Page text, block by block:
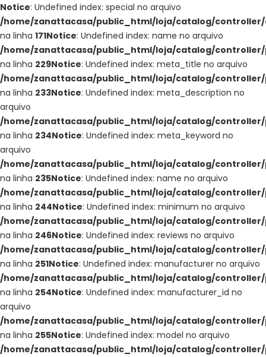
Notice: Undefined index: special no arquivo
/home/zanattacasa/public_html/loja/catalog/
na linha 171Notice: Undefined index: name no arquivo
/home/zanattacasa/public_html/loja/catalog/
na linha 229Notice: Undefined index: meta_title no arquivo
/home/zanattacasa/public_html/loja/catalog/
na linha 233Notice: Undefined index: meta_description no
arquivo
/home/zanattacasa/public_html/loja/catalog/
na linha 234Notice: Undefined index: meta_keyword no
arquivo
/home/zanattacasa/public_html/loja/catalog/
na linha 235Notice: Undefined index: name no arquivo
/home/zanattacasa/public_html/loja/catalog/
na linha 244Notice: Undefined index: minimum no arquivo
/home/zanattacasa/public_html/loja/catalog/
na linha 246Notice: Undefined index: reviews no arquivo
/home/zanattacasa/public_html/loja/catalog/
na linha 251Notice: Undefined index: manufacturer no arquivo
/home/zanattacasa/public_html/loja/catalog/
na linha 254Notice: Undefined index: manufacturer_id no
arquivo
/home/zanattacasa/public_html/loja/catalog/
na linha 255Notice: Undefined index: model no arquivo
/home/zanattacasa/public_html/loja/catalog/